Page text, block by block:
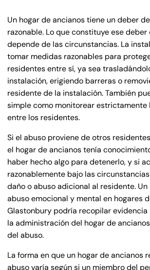
Un hogar de ancianos tiene un deber
razonable. Lo que constituye ese
depende de las circunstancias. La
tomar medidas razonables para
residentes entre sí, ya sea
instalación, erigiendo barreras o
residente de la instalación. También
simple como monitorear estrictamente
entre los residentes.
Si el abuso proviene de otros
el hogar de ancianos tenía
haber hecho algo para detenerlo, y si
razonablemente bajo las
daño o abuso adicional al residente.
abuso emocional y mental en hogares
Glastonbury podría recopilar
la administración del hogar de
del abuso.
La forma en que un hogar de ancianos
abuso varía según si un miembro del
Farmington - Hours
Answering Service
24/7
Monday
8:30
Enfield - Hours
Answering Service
24/7
Monday
8:30